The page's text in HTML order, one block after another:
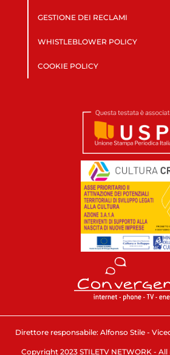
GESTIONE DEI RECLAMI
WHISTLEBLOWER POLICY
COOKIE POLICY
Direttore responsabile: Alfonso Stile -
Copyright 2023 STILETV NETWORK -